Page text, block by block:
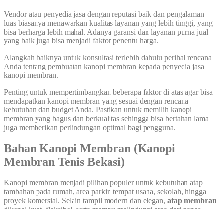
Vendor atau penyedia jasa dengan reputasi baik dan pengalaman
luas biasanya menawarkan kualitas layanan yang lebih tinggi, yang
bisa berharga lebih mahal. Adanya garansi dan layanan purna jual
yang baik juga bisa menjadi faktor penentu harga.
Alangkah baiknya untuk konsultasi terlebih dahulu perihal rencana
Anda tentang pembuatan kanopi membran kepada penyedia jasa
kanopi membran.
Penting untuk mempertimbangkan beberapa faktor di atas agar bisa
mendapatkan kanopi membran yang sesuai dengan rencana
kebutuhan dan budget Anda. Pastikan untuk memilih kanopi
membran yang bagus dan berkualitas sehingga bisa bertahan lama
juga memberikan perlindungan optimal bagi pengguna.
Bahan Kanopi Membran (Kanopi
Membran Tenis Bekasi)
Kanopi membran menjadi pilihan populer untuk kebutuhan atap
tambahan pada rumah, area parkir, tempat usaha, sekolah, hingga
proyek komersial. Selain tampil modern dan elegan, atap membran